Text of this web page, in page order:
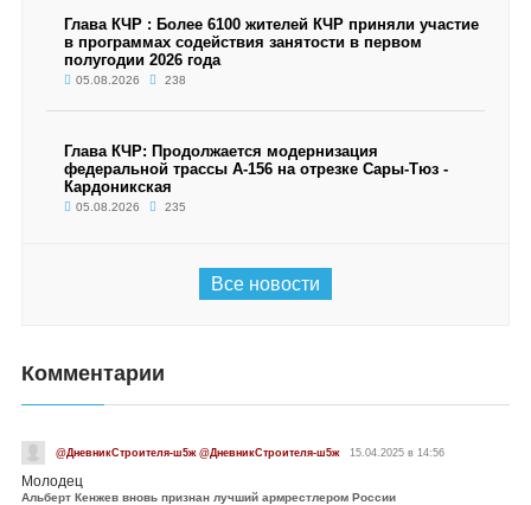
Глава КЧР : Более 6100 жителей КЧР приняли участие
в программах содействия занятости в первом
полугодии 2026 года
05.08.2026 238
Глава КЧР: Продолжается модернизация
федеральной трассы А-156 на отрезке Сары-Тюз -
Кардоникская
05.08.2026 235
Все новости
Комментарии
@ДневникСтроителя-ш5ж @ДневникСтроителя-ш5ж 15.04.2025 в 14:56
Молодец
Альберт Кенжев вновь признан лучший армрестлером России